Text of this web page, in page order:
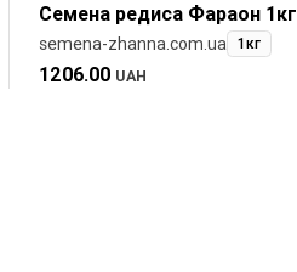
Семена редиса Фараон 1кг
semena-zhanna.com.ua 1кг
1206.00 UAH